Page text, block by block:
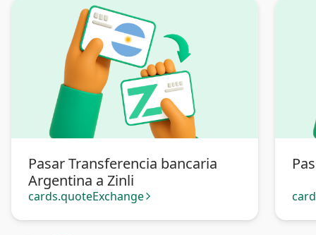
Pasar Transferencia bancaria
Argentina a Zinli
cards.quoteExchange arrow_forward_ios